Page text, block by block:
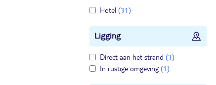
Hotel (31)
Ligging
Direct aan het strand (3)
In rustige omgeving (1)